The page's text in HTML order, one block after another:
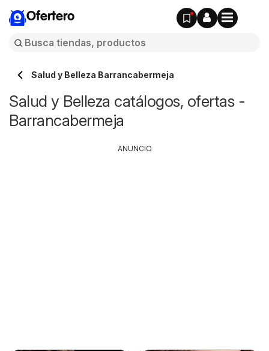
Ofertero
Salud y Belleza Barrancabermeja
Salud y Belleza catálogos, ofertas -
Barrancabermeja
ANUNCIO